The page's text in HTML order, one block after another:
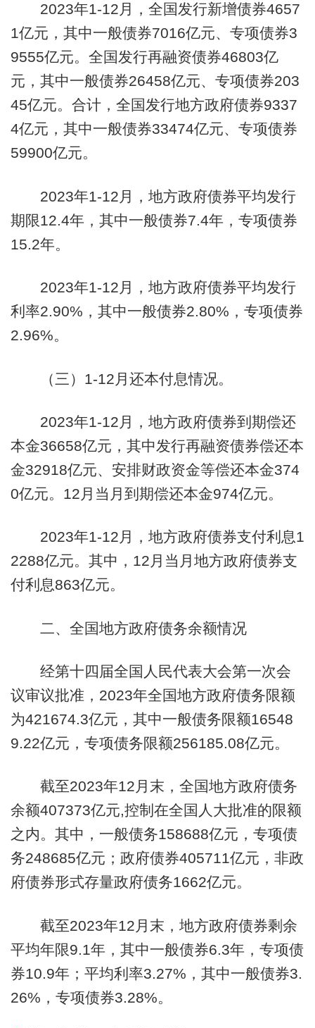
2023年1-12月，全国发行新增债券4657
1亿元，其中一般债券7016亿元、专项债券3
9555亿元。全国发行再融资债券46803亿
元，其中一般债券26458亿元、专项债券203
45亿元。合计，全国发行地方政府债券9337
4亿元，其中一般债券33474亿元、专项债券
59900亿元。
2023年1-12月，地方政府债券平均发行
期限12.4年，其中一般债券7.4年，专项债券
15.2年。
2023年1-12月，地方政府债券平均发行
利率2.90%，其中一般债券2.80%，专项债券
2.96%。
（三）1-12月还本付息情况。
2023年1-12月，地方政府债券到期偿还
本金36658亿元，其中发行再融资债券偿还本
金32918亿元、安排财政资金等偿还本金374
0亿元。12月当月到期偿还本金974亿元。
2023年1-12月，地方政府债券支付利息1
2288亿元。其中，12月当月地方政府债券支
付利息863亿元。
二、全国地方政府债务余额情况
经第十四届全国人民代表大会第一次会
议审议批准，2023年全国地方政府债务限额
为421674.3亿元，其中一般债务限额16548
9.22亿元，专项债务限额256185.08亿元。
截至2023年12月末，全国地方政府债务
余额407373亿元,控制在全国人大批准的限额
之内。其中，一般债务158688亿元，专项债
务248685亿元；政府债券405711亿元，非政
府债券形式存量政府债务1662亿元。
截至2023年12月末，地方政府债券剩余
平均年限9.1年，其中一般债券6.3年，专项债
券10.9年；平均利率3.27%，其中一般债券3.
26%，专项债券3.28%。